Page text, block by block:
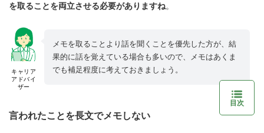
を取ることを両立させる必要がありますね。
キャリア
アドバイ
ザー
メモを取ることより話を聞くことを優先した方が、結
果的に話を覚えている場合も多いので、メモはあくま
でも補足程度に考えておきましょう。
言われたことを長文でメモしない
目次